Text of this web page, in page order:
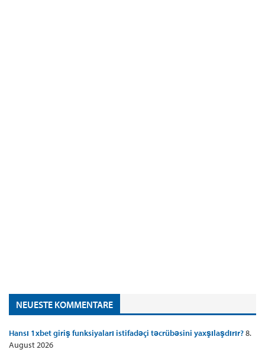
NEUESTE KOMMENTARE
Hansı 1xbet giriş funksiyaları istifadəçi təcrübəsini yaxşılaşdırır?8.
August 2026